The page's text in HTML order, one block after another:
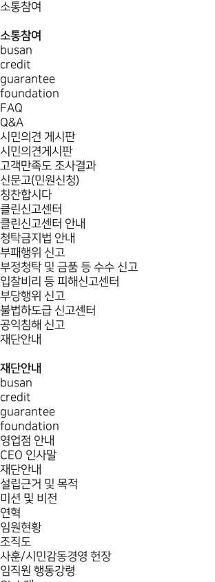
소통참여
소통참여
busan
credit
guarantee
foundation
FAQ
Q&A
시민의견 게시판
시민의견게시판
고객만족도 조사결과
신문고(민원신청)
칭찬합시다
클린신고센터
클린신고센터 안내
청탁금지법 안내
부패행위 신고
부정청탁 및 금품 등 수수 신고
입찰비리 등 피해신고센터
부당행위 신고
불법하도급 신고센터
공익침해 신고
재단안내
재단안내
busan
credit
guarantee
foundation
영업점 안내
CEO 인사말
재단안내
설립근거 및 목적
미션 및 비전
연혁
임원현황
조직도
사훈/시민감동경영 헌장
임직원 행동강령